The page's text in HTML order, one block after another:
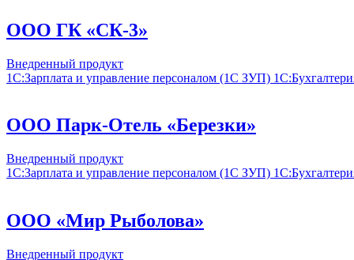
ООО ГК «СК-3»
Внедренный продукт
1С:Зарплата и управление персоналом (1С ЗУП)
ООО Парк-Отель «Березки»
Внедренный продукт
1С:Зарплата и управление персоналом (1С ЗУП)
ООО «Мир Рыболова»
Внедренный продукт